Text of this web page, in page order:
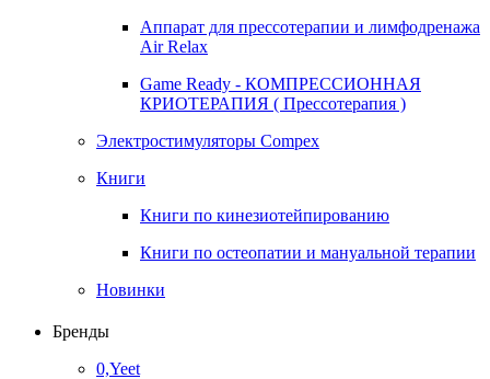
Аппарат для прессотерапии и лимфодренажа
Air Relax
Game Ready - КОМПРЕССИОННАЯ
КРИОТЕРАПИЯ ( Прессотерапия )
Электростимуляторы Compex
Книги
Книги по кинезиотейпированию
Книги по остеопатии и мануальной терапии
Новинки
Бренды
0,Yeet